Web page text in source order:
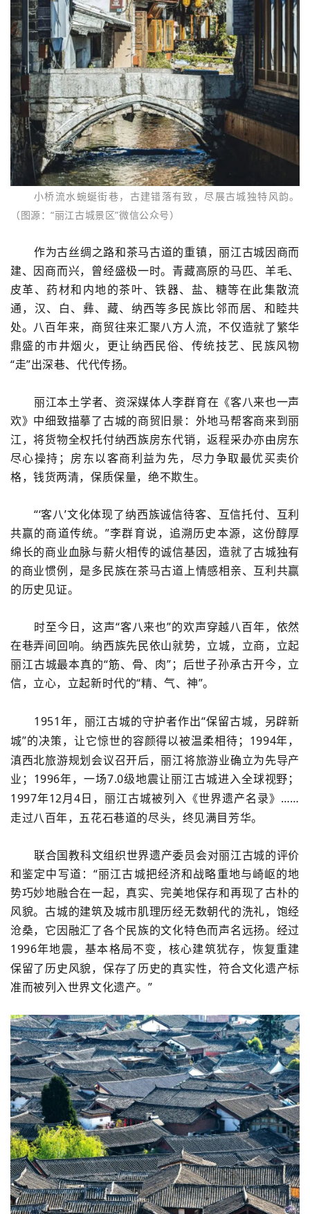
小桥流水蜿蜒街巷，古建错落有致，尽展古城独特风韵。
（图源：“丽江古城景区”微信公众号）
作为古丝绸之路和茶马古道的重镇，丽江古城因商而
建、因商而兴，曾经盛极一时。青藏高原的马匹、羊毛、
皮革、药材和内地的茶叶、铁器、盐、糖等在此集散流
通，汉、白、彝、藏、纳西等多民族比邻而居、和睦共
处。八百年来，商贸往来汇聚八方人流，不仅造就了繁华
鼎盛的市井烟火，更让纳西民俗、传统技艺、民族风物
“走”出深巷、代代传扬。
丽江本土学者、资深媒体人李群育在《客八来也一声
欢》中细致描摹了古城的商贸旧景：外地马帮客商来到丽
江，将货物全权托付纳西族房东代销，返程采办亦由房东
尽心操持；房东以客商利益为先，尽力争取最优买卖价
格，钱货两清，保质保量，绝不欺生。
“‘客八’文化体现了纳西族诚信待客、互信托付、互利
共赢的商道传统。”李群育说，追溯历史本源，这份醇厚
绵长的商业血脉与薪火相传的诚信基因，造就了古城独有
的商业惯例，是多民族在茶马古道上情感相亲、互利共赢
的历史见证。
时至今日，这声“客八来也”的欢声穿越八百年，依然
在巷弄间回响。纳西族先民依山就势，立城，立商，立起
丽江古城最本真的“筋、骨、肉”；后世子孙承古开今，立
信，立心，立起新时代的“精、气、神”。
1951年，丽江古城的守护者作出“保留古城，另辟新
城”的决策，让它惊世的容颜得以被温柔相待； 1994年，
滇西北旅游规划会议召开后，丽江将旅游业确立为先导产
业； 1996年，一场7.0级地震让丽江古城进入全球视野；
1997年12月4日，丽江古城被列入《世界遗产名录》……
走过八百年，五花石巷道的尽头，终见满目芳华。
联合国教科文组织世界遗产委员会对丽江古城的评价
和鉴定中写道： “丽江古城把经济和战略重地与崎岖的地
势巧妙地融合在一起，真实、完美地保存和再现了古朴的
风貌。古城的建筑及城市肌理历经无数朝代的洗礼，饱经
沧桑，它因融汇了各个民族的文化特色而声名远扬。经过
1996年地震，基本格局不变，核心建筑犹存，恢复重建
保留了历史风貌，保存了历史的真实性，符合文化遗产标
准而被列入世界文化遗产。”